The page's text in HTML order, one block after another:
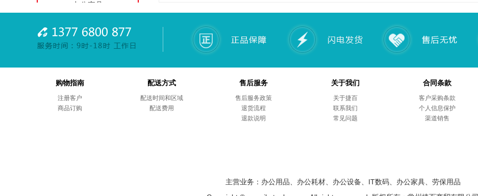
办公家具
家用电器
劳防用品
综合项目
商务礼品
售后服务
购物指南
注册客户
商品订购
配送方式
配送时间和区域
配送费用
售后服务
售后服务政策
退货流程
退款说明
关于我们
关于捷百
联系我们
常见问题
合同条款
客户采购条款
个人信息保护
渠道销售
主营业务：办公用品、办公耗材、办公设备、IT数码、办公家具、劳保用品